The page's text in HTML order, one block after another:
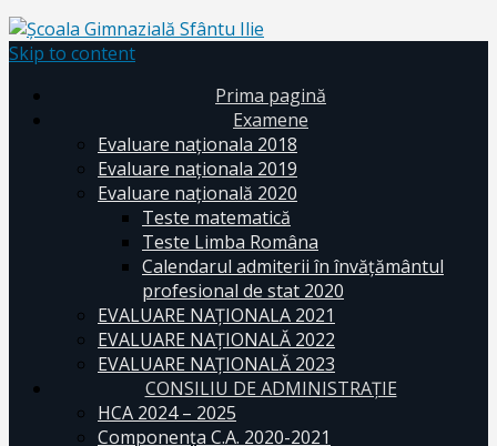
Skip to content
Prima pagină
Examene
Evaluare naționala 2018
Evaluare naționala 2019
Evaluare națională 2020
Teste matematică
Teste Limba Româna
Calendarul admiterii în învăţământul
profesional de stat 2020
EVALUARE NAȚIONALA 2021
EVALUARE NAŢIONALĂ 2022
EVALUARE NAŢIONALĂ 2023
CONSILIU DE ADMINISTRAȚIE
HCA 2024 – 2025
Componența C.A. 2020-2021